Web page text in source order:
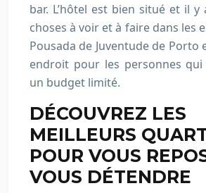
bar. L’hôtel est bien situé et il y
choses à voir et à faire dans les
Pousada de Juventude de Porto
endroit pour les personnes qui
un budget limité.
DÉCOUVREZ LES
MEILLEURS
POUR VOUS
VOUS DÉTENDRE